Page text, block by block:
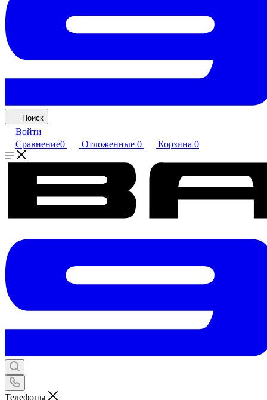
Поиск
Войти
Сравнение0 Отложенные 0 Корзина 0
Телефоны